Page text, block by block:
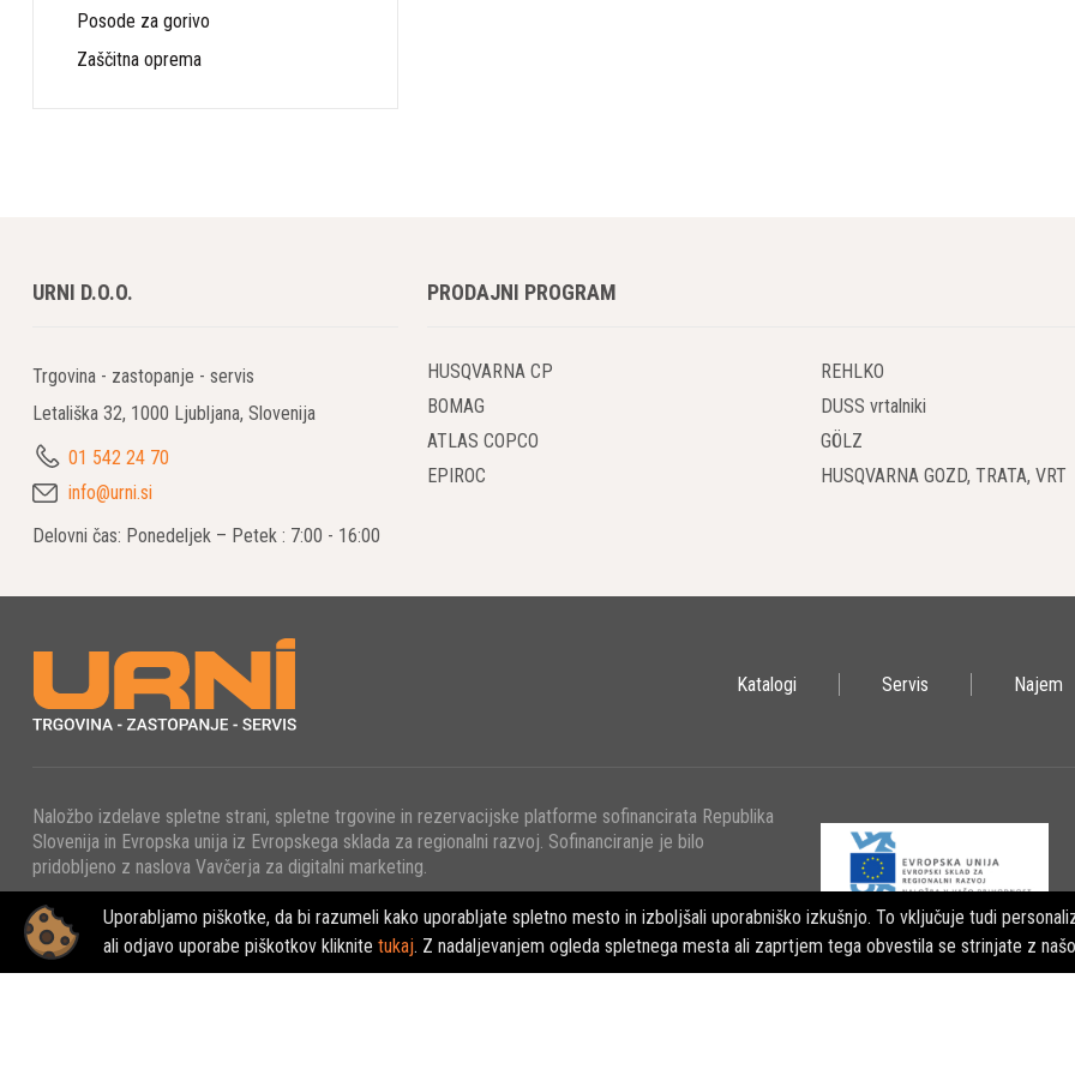
Posode za gorivo
Zaščitna oprema
Pri Husqvarna Construction so zavezani k trajnostnemu razvoju in varovanju okolja.
zmanjšujejo emisije in hrup med uporabo. To ne samo zmanjšuje obremenitev
Zaključek
Sodobna diamantna rezila združujejo trdnost in vzdržljivost z inovativnimi
Mokro in Suho Rezanje: Kdaj Uporabiti Katero Tehniko
Diamantna rezila so prilagodljiva za uporabo pri mokrem ali suhem rezanju. Pri
učinkovitost dela in podaljšuje življenjsko dobo rezila. Suho rezanje pa zahteva,
upoštevati vrsto materiala in želene rezalne rezultate.
Uporabljamo piškotke, da bi razumeli kako uporabljate spletno mesto in izboljšali uporabniško izkušnjo. To vključuje tudi
ali odjavo uporabe piškotkov kliknite tukaj. Z nadaljevanjem ogleda spletnega mesta ali zaprtjem tega obvestila se strinjate z
URNI D.O.O.
Trgovina - zastopanje - servis
Letališka 32, 1000 Ljubljana, Slovenija
01 542 24 70
info@urni.si
Delovni čas: Ponedeljek – Petek : 7:00 - 16:00
PRODAJNI PROGRAM
HUSQVARNA CP
BOMAG
ATLAS COPCO
EPIROC
REHLKO
DUSS vrtalniki
GÖLZ
HUSQVARNA GOZD, TRATA, VRT
Katalogi Servis Najem
Naložbo izdelave spletne strani, spletne trgovine in rezervacijske platforme sofinancirata Republika
Slovenija in Evropska unija iz Evropskega sklada za regionalni razvoj. Sofinanciranje je bilo
pridobljeno z naslova Vavčerja za digitalni marketing.
© 2022 - URNI d.o.o., Vse pravice pridržane.